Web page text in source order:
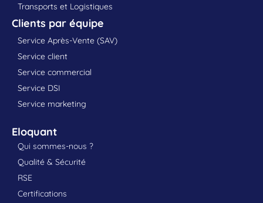
Transports et Logistiques
Clients par équipe
Service Après-Vente (SAV)
Service client
Service commercial
Service DSI
Service marketing
Eloquant
Qui sommes-nous ?
Qualité & Sécurité
RSE
Certifications